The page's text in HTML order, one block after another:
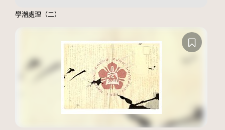
學潮處理（二）